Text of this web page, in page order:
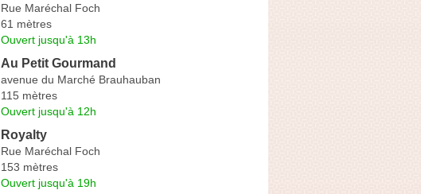
Rue Maréchal Foch
61 mètres
Ouvert jusqu'à 13h
Au Petit Gourmand
avenue du Marché Brauhauban
115 mètres
Ouvert jusqu'à 12h
Royalty
Rue Maréchal Foch
153 mètres
Ouvert jusqu'à 19h